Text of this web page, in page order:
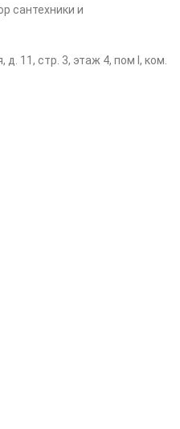
сантехники и
11, стр. 3, этаж 4, пом I, ком.